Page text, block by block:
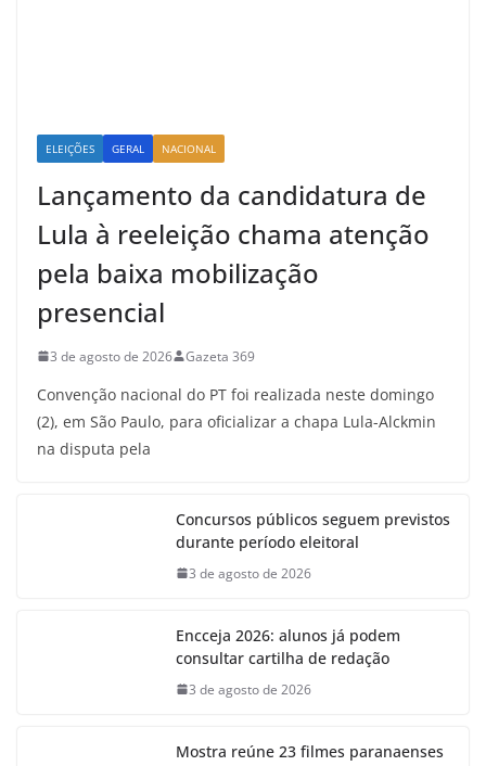
ELEIÇÕES GERAL NACIONAL
Lançamento da candidatura de
Lula à reeleição chama atenção
pela baixa mobilização
presencial
3 de agosto de 2026 Gazeta 369
Convenção nacional do PT foi realizada neste domingo
(2), em São Paulo, para oficializar a chapa Lula-Alckmin
na disputa pela
Concursos públicos seguem previstos
durante período eleitoral
3 de agosto de 2026
Encceja 2026: alunos já podem
consultar cartilha de redação
3 de agosto de 2026
Mostra reúne 23 filmes paranaenses